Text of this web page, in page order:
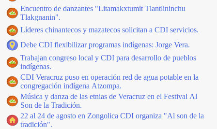
Encuentro de danzantes "Litamakxtumit Tlantlininchu
Tlakgnanin".
Líderes chinantecos y mazatecos solicitan a CDI servicios.
Debe CDI flexibilizar programas indígenas: Jorge Vera.
Trabajan congreso local y CDI para desarrollo de pueblos
indígenas.
CDI Veracruz puso en operación red de agua potable en la
congregación indígena Atzompa.
Música y danza de las etnias de Veracruz en el Festival Al
Son de la Tradición.
22 al 24 de agosto en Zongolica CDI organiza "Al son de la
tradición".